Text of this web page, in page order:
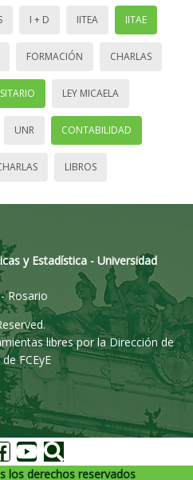
I + D IITEA IITAE
FORMACIÓN CHARLAS
LEY MICAELA
UNR CONTABILIDAD
LIBROS
y Estadística - Universidad
Rosario
libres por la Dirección de
FCEyE
los derechos reservados